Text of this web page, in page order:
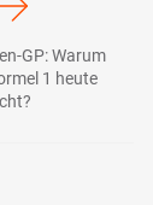
GP: Warum
1 heute